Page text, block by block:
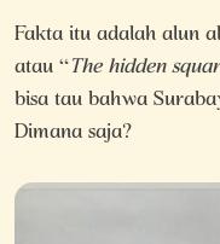
Fakta itu adalah alun
atau “The hidden
bisa tau bahwa
Dimana saja?